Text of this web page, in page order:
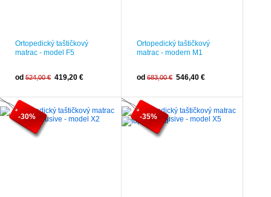
Ortopedický taštičkový
matrac - model F5
od 524,00 € 419,20 €
Ortopedický taštičkový
matrac - modern M1
od 683,00 € 546,40 €
-30% -35%